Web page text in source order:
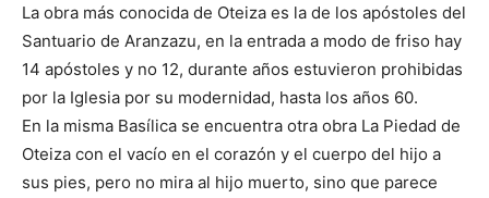
La obra más conocida de Oteiza es la de los apóstoles del
Santuario de Aranzazu, en la entrada a modo de friso hay
14 apóstoles y no 12, durante años estuvieron prohibidas
por la Iglesia por su modernidad, hasta los años 60.
En la misma Basílica se encuentra otra obra La Piedad de
Oteiza con el vacío en el corazón y el cuerpo del hijo a
sus pies, pero no mira al hijo muerto, sino que parece